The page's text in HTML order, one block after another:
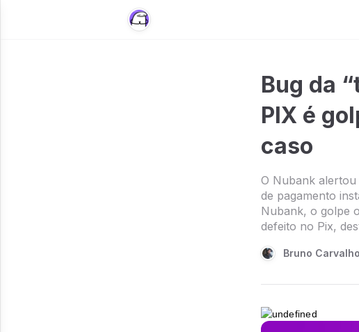
Bug da
PIX é
caso
O Nubank
de pagamento
Nubank, o golpe
defeito no Pix,
Bruno Carvalho